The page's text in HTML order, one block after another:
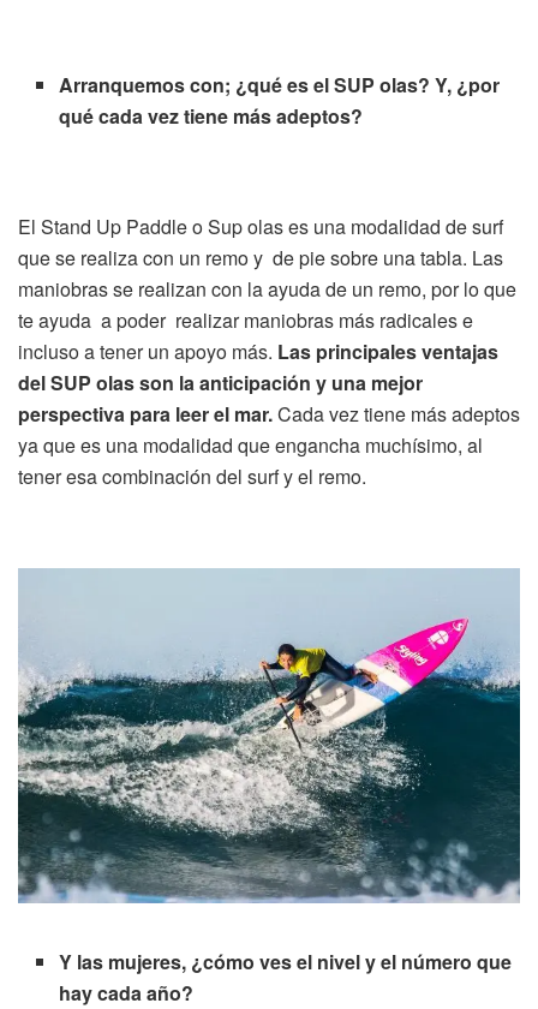
Arranquemos con; ¿qué es el SUP olas? Y, ¿por
qué cada vez tiene más adeptos?
El Stand Up Paddle o Sup olas es una modalidad de surf
que se realiza con un remo y de pie sobre una tabla. Las
maniobras se realizan con la ayuda de un remo, por lo que
te ayuda a poder realizar maniobras más radicales e
incluso a tener un apoyo más. Las principales ventajas
del SUP olas son la anticipación y una mejor
perspectiva para leer el mar.Cada vez tiene más adeptos
ya que es una modalidad que engancha muchísimo, al
tener esa combinación del surf y el remo.
Y las mujeres, ¿cómo ves el nivel y el número que
hay cada año?